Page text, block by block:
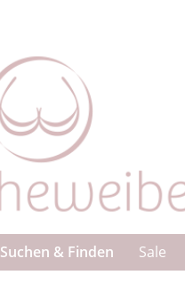
Suchen & Finden Sale